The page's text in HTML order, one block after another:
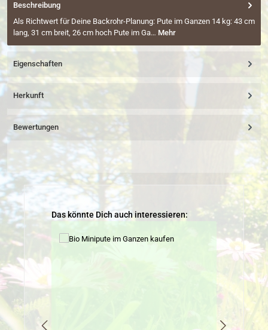
Beschreibung
Als Richtwert für Deine Backrohr-Planung: Pute im Ganzen 14 kg: 43 cm
lang, 31 cm breit, 26 cm hoch Pute im Ga… Mehr
Eigenschaften
Herkunft
Bewertungen
Produktgalerie überspringen
Das könnte Dich auch interessieren: